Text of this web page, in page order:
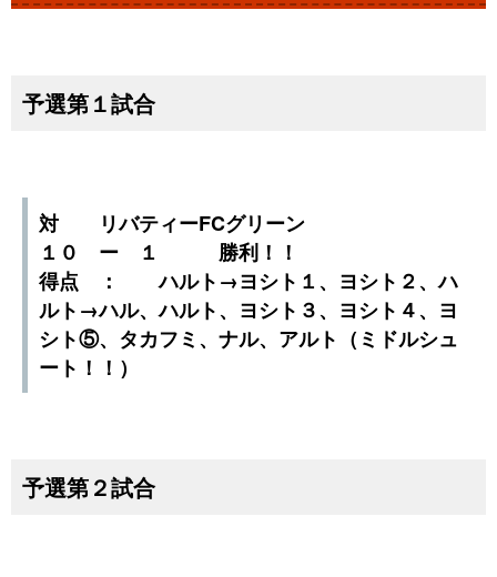
予選第１試合
対 リバティーFCグリーン
１０ ー １ 勝利！！
得点 ： ハルト→ヨシト１、ヨシト２、ハ
ルト→ハル、ハルト、ヨシト３、ヨシト４、ヨ
シト⑤、タカフミ、ナル、アルト（ミドルシュ
ート！！）
予選第２試合